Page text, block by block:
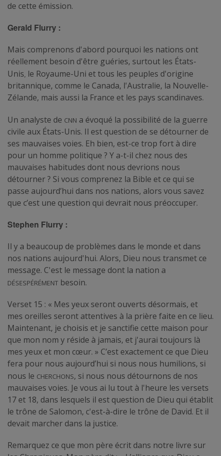
de cette émission.
Gerald Flurry :
Mais comprenons d'abord pourquoi les nations ont
réellement besoin d'être guéries, surtout les États-
Unis le Royaume-Uni et tous les peuples d'origine
britannique, comme le Canada, l'Australie, la Nouvelle-
Zélande, mais aussi la France et les pays scandinaves.
Un analyste de CNN a évoqué la possibilité de la guerre
civile aux États-Unis. Il est question de se détourner de
ses mauvaises voies. Eh bien, est-ce trop fort à dire
pour un homme politique ? Y a-t-il chez nous des
mauvaises habitudes dont nous devrions nous
détourner ? Si vous comprenez la Bible et ce qui se
passe aujourd’hui dans nos nations, alors vous savez
que c’est une question qui devrait nous préoccuper.
Stephen Flurry :
Il y a beaucoup de problèmes dans le monde et dans
nos nations aujourd'hui. Alors, Dieu nous transmet ce
message. C'est le message dont la nation a
désespérément besoin.
Verset 15 : « Mes yeux seront ouverts désormais, et
mes oreilles seront attentives à la prière faite en ce lieu.
Maintenant, je choisis et je sanctifie cette maison pour
que mon nom y réside à jamais, et j'aurai toujours là
mes yeux et mon cœur. » C’est exactement ce que Dieu
fera pour nous aujourd’hui si nous nous humilions, si
nous le cherchons, si nous nous détournons de nos
mauvaises voies. Je vous ai lu tout à l'heure les versets
17 et 18, dans lesquels il est question de Dieu qui établit
le trône de Salomon, c'est-à-dire le trône de David. Et il
devait marcher dans la justice.
Remarquez ce que mon père écrit dans notre livre sur